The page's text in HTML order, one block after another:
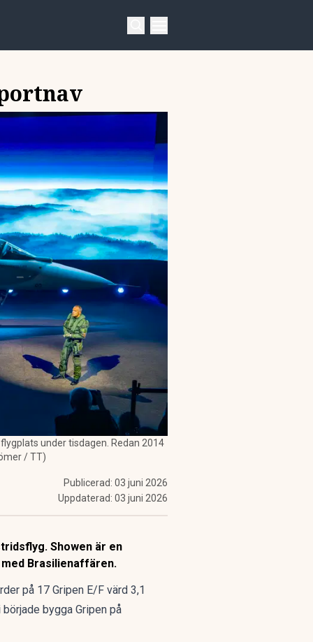
under tisdagen. Redan 2014
/ TT)
Publicerad: 03 juni 2026
Uppdaterad: 03 juni 2026
Showen är en
Brasilienaffären.
på 17 Gripen E/F värd 3,1
bygga Gripen på